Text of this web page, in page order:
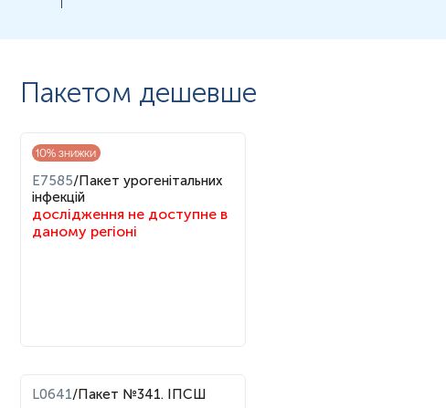
Пакетом дешевше
10% знижки
E7585/Пакет урогенітальних
інфекцій
дослідження не доступне в
даному регіоні
L0641/Пакет №341. ІПСШ